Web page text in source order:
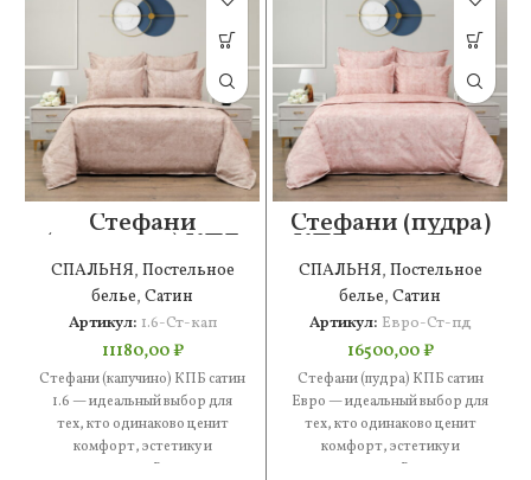
Стефани
(капучино) КПБ
сатин 1.6
СПАЛЬНЯ, Постельное
белье, Сатин
Артикул: 1.6-Ст-кап
11180,00₽
Стефани (капучино) КПБ сатин
1.6 — идеальный выбор для
тех, кто одинаково ценит
комфорт, эстетику и
практичность. В составе —
Стефани (пудра)
КПБ сатин Евро
СПАЛЬНЯ, Постельное
белье, Сатин
Артикул: Евро-Ст-пд
16500,00₽
Стефани (пудра) КПБ сатин
Евро — идеальный выбор для
тех, кто одинаково ценит
комфорт, эстетику и
практичность. В составе —